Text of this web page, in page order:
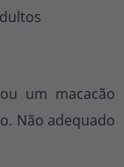
um macacão
Não adequado